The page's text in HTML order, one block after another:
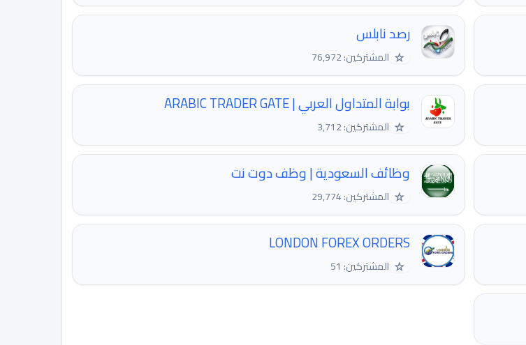
رصد نابلس
☆ المشتركين: 76,972
بوابة المتداول العربي | ARABIC TRADER GATE
☆ المشتركين: 3,712
وظائف السعودية | وظف دوت نت
☆ المشتركين: 29,774
LONDON FOREX ORDERS
☆ المشتركين: 51